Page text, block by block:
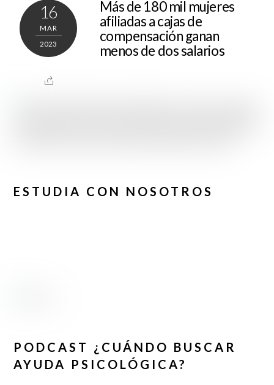
16
MAR
2023
Más de 180 mil mujeres
afiliadas a cajas de
compensación ganan
menos de dos salarios
ESTUDIA CON NOSOTROS
PODCAST ¿CUÁNDO BUSCAR
AYUDA PSICOLÓGICA?